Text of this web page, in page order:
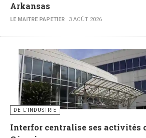
Arkansas
LE MAITRE PAPETIER 3 AOÛT 2026
DE L’INDUSTRIE
Interfor centralise ses activités